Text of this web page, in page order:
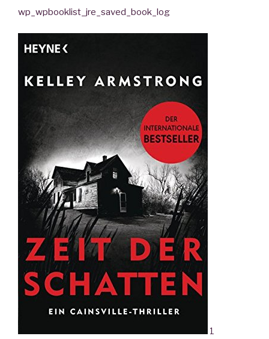
wp_wpbooklist_jre_saved_book_log
1